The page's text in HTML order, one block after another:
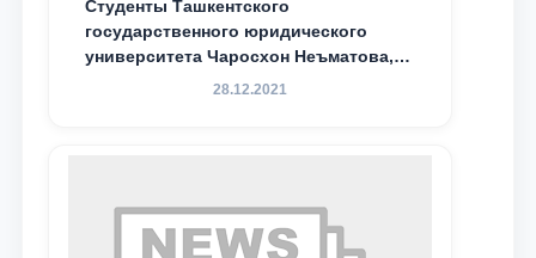
Студенты Ташкентского
государственного юридического
университета Чаросхон Неъматова,
Севдо Хакимходжаева, Анбарой
специальной стипендии имени
Хадичи Сулеймановой.
28.12.2021